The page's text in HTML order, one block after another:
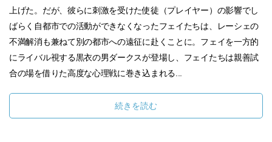
上げた。だが、彼らに刺激を受けた使徒（プレイヤー）の影響でし
ばらく自都市での活動ができなくなったフェイたちは、レーシェの
不満解消も兼ねて別の都市への遠征に赴くことに。フェイを一方的
にライバル視する黒衣の男ダークスが登場し、フェイたちは親善試
合の場を借りた高度な心理戦に巻き込まれる...
続きを読む